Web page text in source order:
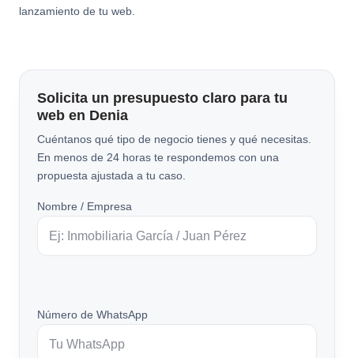
lanzamiento de tu web.
Solicita un presupuesto claro para tu
web en Denia
Cuéntanos qué tipo de negocio tienes y qué necesitas.
En menos de 24 horas te respondemos con una
propuesta ajustada a tu caso.
Nombre / Empresa
Número de WhatsApp